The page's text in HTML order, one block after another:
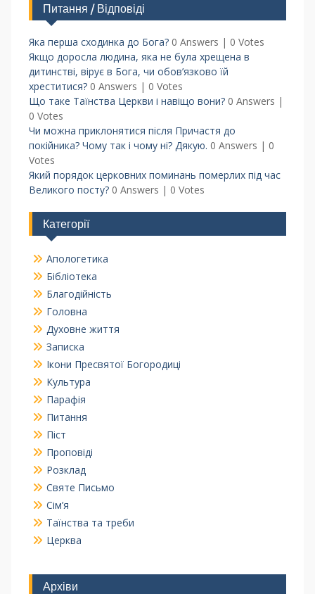
Питання / Відповіді
Яка перша сходинка до Бога? 0 Answers | 0 Votes
Якщо доросла людина, яка не була хрещена в
дитинстві, вірує в Бога, чи обов’язково їй
хреститися? 0 Answers | 0 Votes
Що таке Таїнства Церкви і навіщо вони? 0 Answers |
0 Votes
Чи можна приклонятися після Причастя до
покійника? Чому так і чому ні? Дякую. 0 Answers | 0
Votes
Який порядок церковних поминань померлих під час
Великого посту? 0 Answers | 0 Votes
Категорії
Апологетика
Бібліотека
Благодійність
Головна
Духовне життя
Записка
Ікони Пресвятої Богородиці
Культура
Парафія
Питання
Піст
Проповіді
Розклад
Святе Письмо
Сім’я
Таїнства та треби
Церква
Архіви